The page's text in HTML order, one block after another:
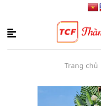
nội
Trang chủ